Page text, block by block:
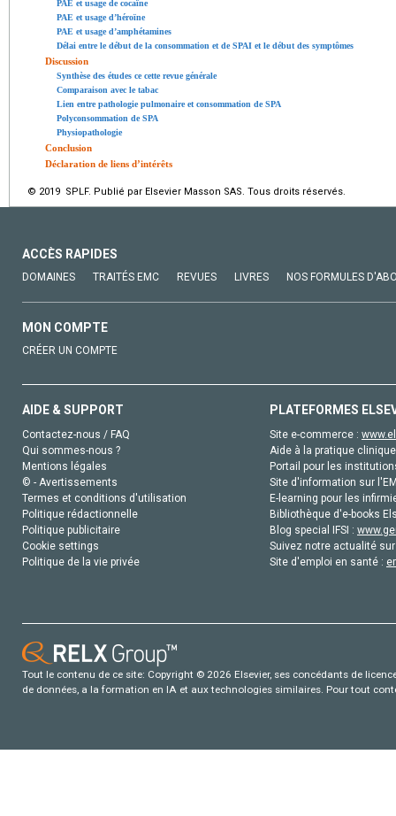
PAE et usage de cocaïne
PAE et usage d’héroïne
PAE et usage d’amphétamines
Délai entre le début de la consommation et de SPAI et le début des symptômes
Discussion
Synthèse des études ce cette revue générale
Comparaison avec le tabac
Lien entre pathologie pulmonaire et consommation de SPA
Polyconsommation de SPA
Physiopathologie
Conclusion
Déclaration de liens d’intérêts
© 2019 SPLF. Publié par Elsevier Masson SAS. Tous droits réservés.
ACCÈS RAPIDES
DOMAINES TRAITÉS EMC REVUES LIVRES NOS FORMULES
MON COMPTE
CRÉER UN COMPTE
AIDE & SUPPORT
Contactez-nous / FAQ
Qui sommes-nous ?
Mentions légales
© - Avertissements
Termes et conditions d'utilisation
Politique rédactionnelle
Politique publicitaire
Cookie settings
Politique de la vie privée
PLATEFORMES
Site e-commerce :
Aide à la pratique
Portail pour les
Site d'information sur
E-learning pour les
Bibliothèque d'e-books
Blog special IFSI :
Suivez notre actualité
Site d'emploi en santé :
Tout le contenu de ce site: Copyright © 2026 Elsevier, ses concédants de
de données, a la formation en IA et aux technologies similaires. Pour tout